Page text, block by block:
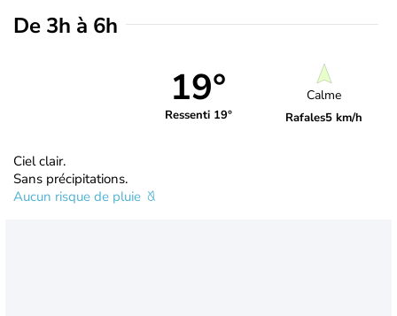
De 3h à 6h
19°
Ressenti 19°
Calme
Rafales5 km/h
Ciel clair.
Sans précipitations.
Aucun risque de pluie